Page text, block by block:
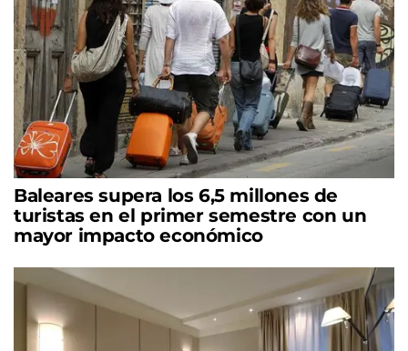
Baleares supera los 6,5 millones de
turistas en el primer semestre con un
mayor impacto económico